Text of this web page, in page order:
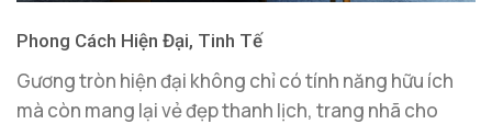
Phong Cách Hiện Đại, Tinh Tế
Gương tròn hiện đại không chỉ có tính năng hữu ích
mà còn mang lại vẻ đẹp thanh lịch, trang nhã cho